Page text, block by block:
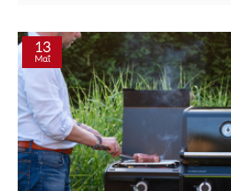
13
Μαΐ